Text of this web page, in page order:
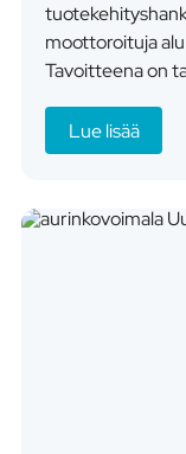
moottoroituja
Tavoitteena on
Lue lisää